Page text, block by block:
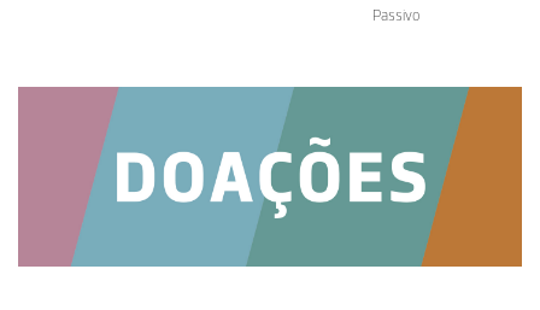
Passivo